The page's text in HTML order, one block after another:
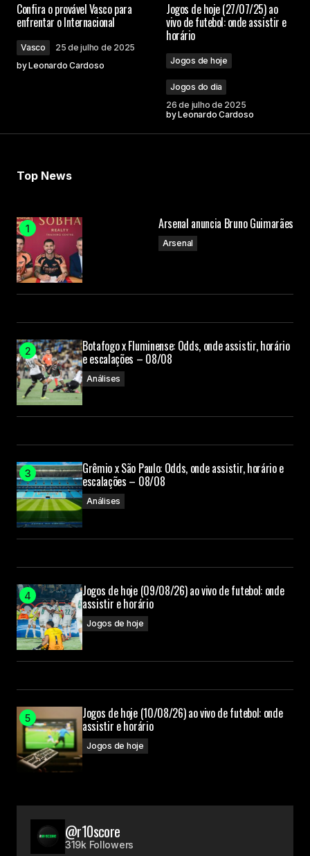
Confira o provável Vasco para
enfrentar o Internacional
Vasco
25 de julho de 2025
byLeonardo Cardoso
Jogos de hoje (27/07/25) ao
vivo de futebol: onde assistir e
horário
Jogos de hoje
Jogos do dia
26 de julho de 2025
byLeonardo Cardoso
Top News
Arsenal anuncia Bruno Guimarães
Arsenal
Botafogo x Fluminense: Odds, onde assistir, horário
e escalações – 08/08
Análises
Grêmio x São Paulo: Odds, onde assistir, horário e
escalações – 08/08
Análises
Jogos de hoje (09/08/26) ao vivo de futebol: onde
assistir e horário
Jogos de hoje
Jogos de hoje (10/08/26) ao vivo de futebol: onde
assistir e horário
Jogos de hoje
@r10score
319k Followers